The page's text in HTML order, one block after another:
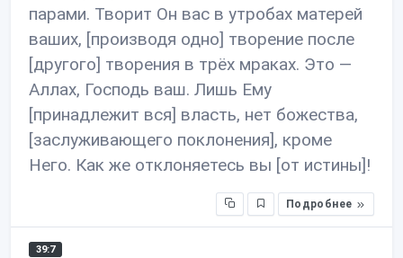
парами. Творит Он вас в утробах матерей
ваших, [производя одно] творение после
[другого] творения в трёх мраках. Это —
Аллах, Господь ваш. Лишь Ему
[принадлежит вся] власть, нет божества,
[заслуживающего поклонения], кроме
Него. Как же отклоняетесь вы [от истины]!
Подробнее
39:7